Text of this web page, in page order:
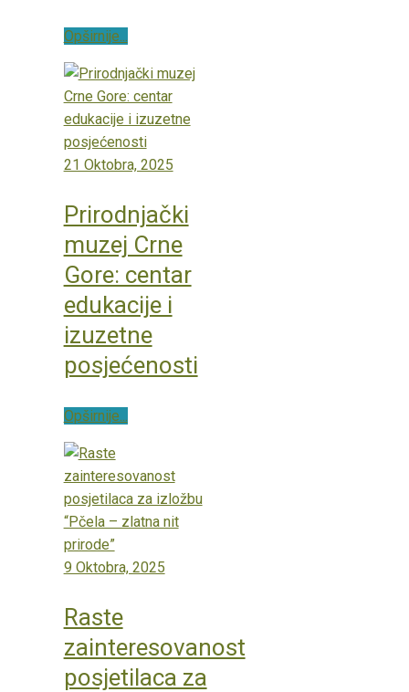
Opširnije...
21 Oktobra, 2025
Prirodnjački
muzej Crne
Gore: centar
edukacije i
izuzetne
posjećenosti
Opširnije...
9 Oktobra, 2025
Raste
zainteresovanost
posjetilaca za